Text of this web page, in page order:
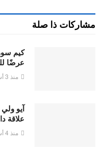
مشاركات ذا صلة
عرضًا
منذ 3 أسابيع
آيو
علاقة
منذ 4 أسابيع